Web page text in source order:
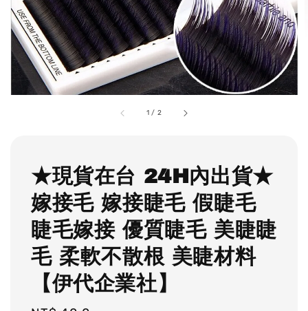
1 / 2
★現貨在台 24H內出貨★
嫁接毛 嫁接睫毛 假睫毛
睫毛嫁接 優質睫毛 美睫睫
毛 柔軟不散根 美睫材料
【伊代企業社】